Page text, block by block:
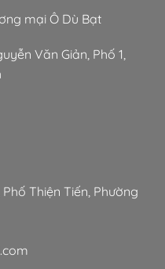
mại Ô Dù Bạt
Văn Giản, Phố 1,
Thiện Tiến, Phường